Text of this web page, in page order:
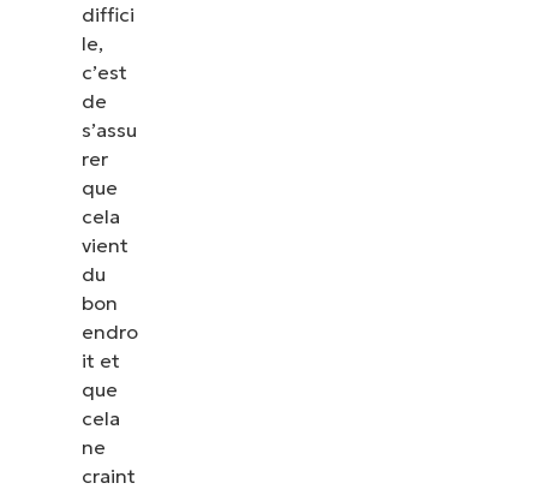
diffici
le,
c’est
de
s’assu
rer
que
cela
vient
du
bon
endro
it et
que
cela
ne
craint